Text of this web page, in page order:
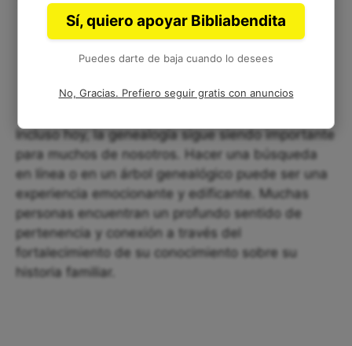
Incluso hoy, la genealogía sigue siendo importante
para muchos de nosotros. Hacer una búsqueda
en línea o en un árbol genealógico puede ser una
experiencia emocionante y edificante. Muchas
personas encuentran un profundo sentido de
pertenencia y conexión a través del
fortalecimiento de su conocimiento sobre su
historia familiar.
Sí, quiero apoyar Bibliabendita
Puedes darte de baja cuando lo desees
No, Gracias. Prefiero seguir gratis con anuncios